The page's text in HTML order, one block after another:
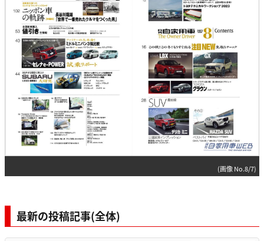
(画像 No.8/7)
最新の投稿記事(全体)